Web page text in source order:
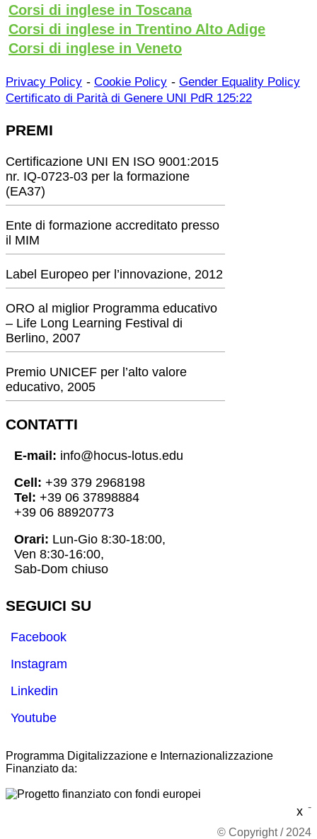
Corsi di inglese in Toscana
Corsi di inglese in Trentino Alto Adige
Corsi di inglese in Veneto
x
Privacy Policy - Cookie Policy - Gender Equality Policy
Certificato di Parità di Genere UNI PdR 125:22
PREMI
Certificazione UNI EN ISO 9001:2015
nr. IQ-0723-03 per la formazione
(EA37)
Ente di formazione accreditato presso
il MIM
Label Europeo per l’innovazione, 2012
ORO al miglior Programma educativo
– Life Long Learning Festival di
Berlino, 2007
Premio UNICEF per l’alto valore
educativo, 2005
CONTATTI
E-mail: info@hocus-lotus.edu
Cell: +39 379 2968198
Tel: +39 06 37898884
+39 06 88920773
Orari: Lun-Gio 8:30-18:00,
Ven 8:30-16:00,
Sab-Dom chiuso
SEGUICI SU
Facebook
Instagram
Linkedin
Youtube
Programma Digitalizzazione e Internazionalizzazione
Finanziato da:
-
© Copyright / 2024